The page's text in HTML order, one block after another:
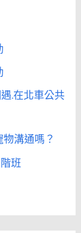
.在北車公共
溝通嗎？
班